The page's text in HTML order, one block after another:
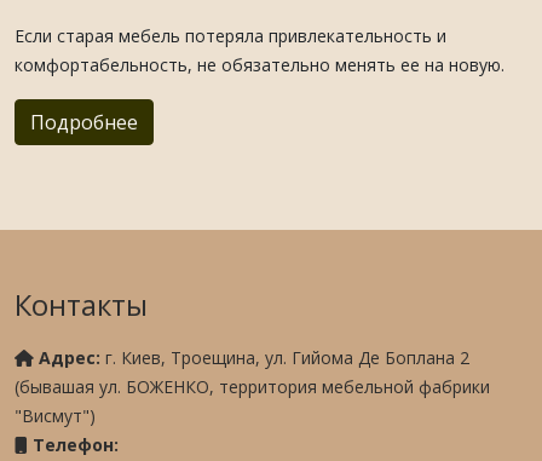
Если старая мебель потеряла привлекательность и
комфортабельность, не обязательно менять ее на новую.
Подробнее
Контакты
Адрес: г. Киев, Троещина, ул. Гийома Де Боплана 2
(бывашая ул. БОЖЕНКО, территория мебельной фабрики
"Висмут")
Телефон: